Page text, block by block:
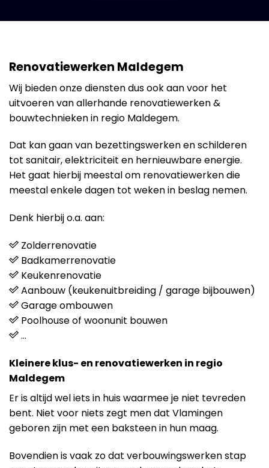
Renovatiewerken Maldegem
Wij bieden onze diensten dus ook aan voor het
uitvoeren van allerhande renovatiewerken &
bouwtechnieken in regio Maldegem.
Dat kan gaan van bezettingswerken en schilderen
tot sanitair, elektriciteit en hernieuwbare energie.
Het gaat hierbij meestal om renovatiewerken die
meestal enkele dagen tot weken in beslag nemen.
Denk hierbij o.a. aan:
Zolderrenovatie
Badkamerrenovatie
Keukenrenovatie
Aanbouw (keukenuitbreiding / garage bijbouwen)
Garage ombouwen
Poolhouse of woonunit bouwen
…
Kleinere klus- en renovatiewerken in regio
Maldegem
Er is altijd wel iets in huis waarmee je niet tevreden
bent. Niet voor niets zegt men dat Vlamingen
geboren zijn met een baksteen in hun maag.
Bovendien is vaak zo dat verbouwingswerken stap